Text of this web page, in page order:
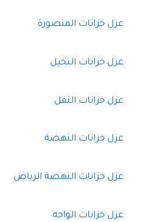
عزل خزانات المنصورة
عزل خزانات النخيل
عزل خزانات النفل
عزل خزانات النهضة
عزل خزانات النهضة الرياض
عزل خزانات الواحه